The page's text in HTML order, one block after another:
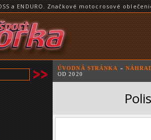
a ENDURO. Značkové motocrosové
ÚVODNÁ STRÁNKA »
OD 2020